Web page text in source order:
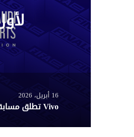
16 أبريل، 2026